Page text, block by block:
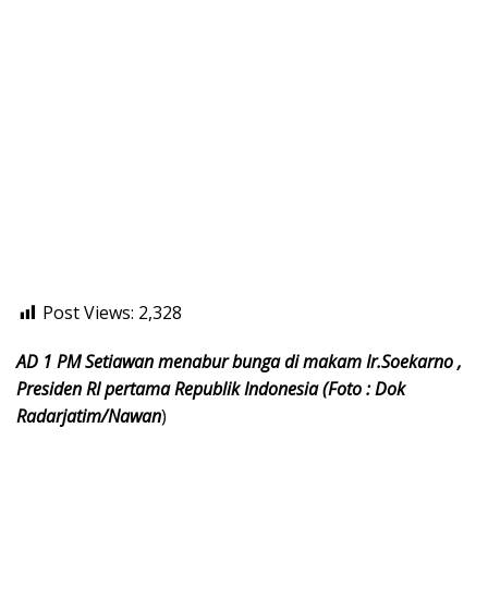
Post Views: 2,328
AD 1 PM Setiawan menabur bunga di makam Ir.Soekarno ,
Presiden RI pertama Republik Indonesia (Foto : Dok
Radarjatim/Nawan)